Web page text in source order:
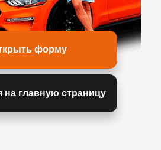
форму
на главную страницу